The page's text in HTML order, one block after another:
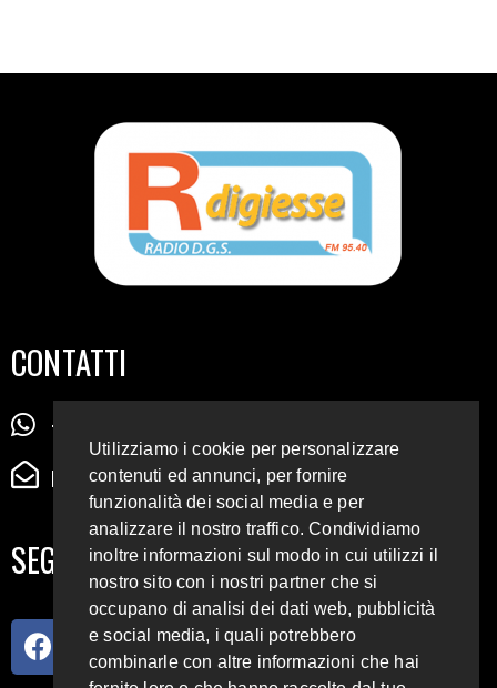
CONTATTI
+39 345 72 72 88 5
radiodigiesse@gmail.com
SEGUICI SUI SOCIAL
Utilizziamo i cookie per personalizzare
contenuti ed annunci, per fornire
funzionalità dei social media e per
analizzare il nostro traffico. Condividiamo
inoltre informazioni sul modo in cui utilizzi il
nostro sito con i nostri partner che si
occupano di analisi dei dati web, pubblicità
e social media, i quali potrebbero
combinarle con altre informazioni che hai